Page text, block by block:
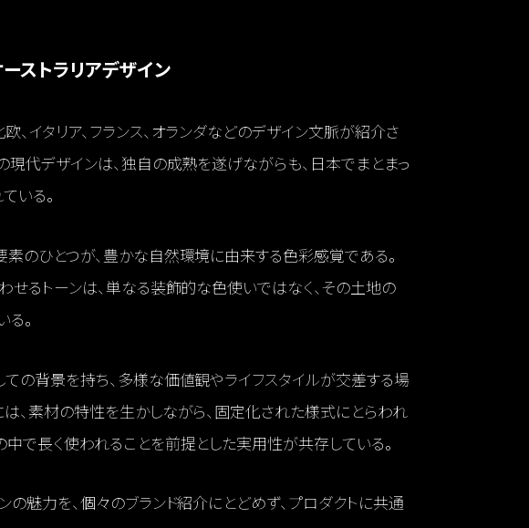
ストラリアデザイン
、イタリア、フランス、オランダなどのデザイン文脈が紹介さ
現代デザインは、独自の成熟を遂げながらも、日本でまとまっ
いる。
のひとつが、豊かな自然環境に由来する色彩感覚である。
せるトーンは、単なる装飾的な色使いではなく、その土地の
。
の背景を持ち、多様な価値観やライフスタイルが交差する場
、素材の特性を生かしながら、固定化された様式にとらわれ
で長く使われることを前提とした実用性が共存している。
の魅力を、個々のブランド紹介にとどめず、プロダクトに共通